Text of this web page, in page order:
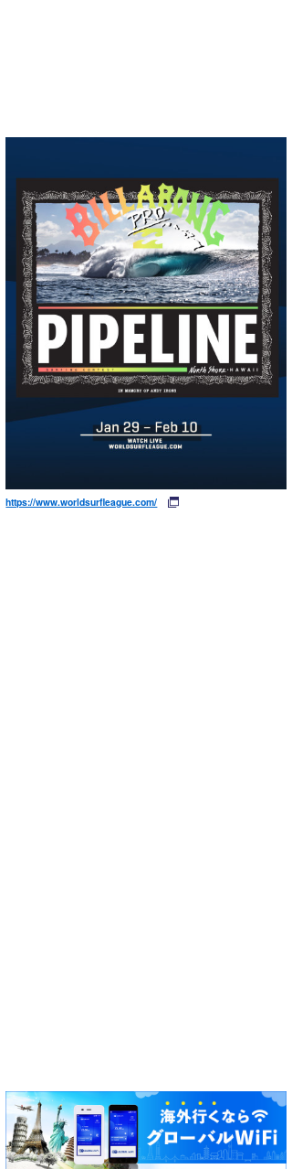
https://www.worldsurfleague.com/